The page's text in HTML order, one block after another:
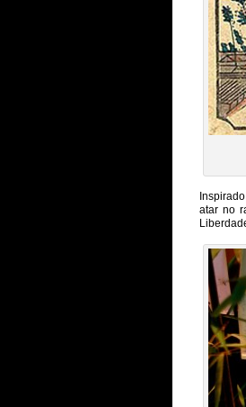
atar no